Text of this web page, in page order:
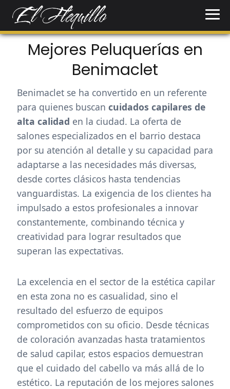
Mejores Peluquerías en
Benimaclet
Benimaclet se ha convertido en un referente
para quienes buscan cuidados capilares de
alta calidad en la ciudad. La oferta de
salones especializados en el barrio destaca
por su atención al detalle y su capacidad para
adaptarse a las necesidades más diversas,
desde cortes clásicos hasta tendencias
vanguardistas. La exigencia de los clientes ha
impulsado a estos profesionales a innovar
constantemente, combinando técnica y
creatividad para lograr resultados que
superan las expectativas.
La excelencia en el sector de la estética capilar
en esta zona no es casualidad, sino el
resultado del esfuerzo de equipos
comprometidos con su oficio. Desde técnicas
de coloración avanzadas hasta tratamientos
de salud capilar, estos espacios demuestran
que el cuidado del cabello va más allá de lo
estético. La reputación de los mejores salones